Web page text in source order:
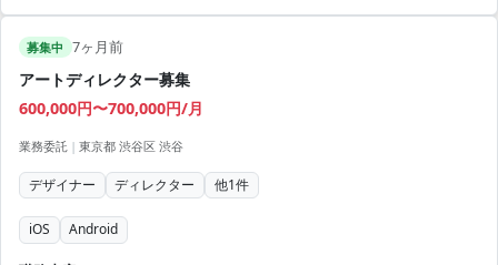
募集中 7ヶ月前
アートディレクター募集
600,000円〜700,000円/月
業務委託 | 東京都 渋谷区 渋谷
デザイナー ディレクター 他1件
iOS Android